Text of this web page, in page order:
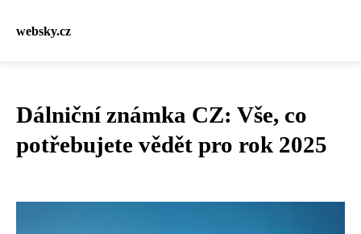
websky.cz
Dálniční známka CZ: Vše, co
potřebujete vědět pro rok 2025